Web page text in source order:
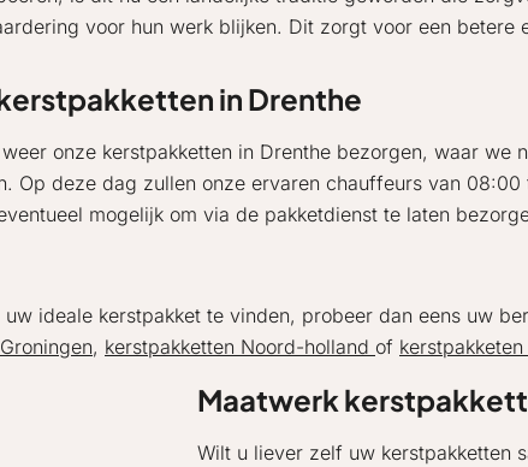
voor hun werk blijken. Dit zorgt voor een
in Drenthe
onze kerstpakketten in Drenthe bezorgen, waar
Op deze dag zullen onze ervaren chauffeurs van
mogelijk om via de pakketdienst te laten
uw ideale kerstpakket te vinden, probeer dan eens uw
, kerstpakketten Noord-holland of
Maatwerk
Wilt u liever zelf uw kerstpakketten